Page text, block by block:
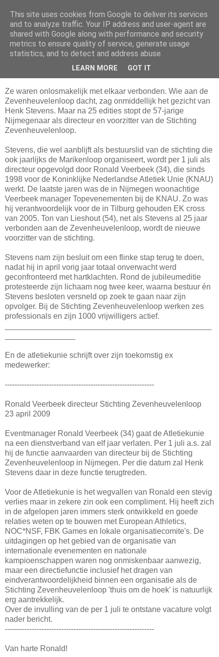
Da_Blog
You don't put a bumpersticker on a Bentley
vrijdag, april 24, 2009
Ze waren onlosmakelijk met elkaar verbonden. Wie aan de
Zevenheuvelenloop dacht, zag onmiddellijk het gezicht van
Henk Stevens. Maar na 25 edities stopt de 57-jarige
Nijmegenaar als directeur en voorzitter van de Stichting
Zevenheuvelenloop.
Stevens, die wel aanblijft als bestuurslid van de stichting die
ook jaarlijks de Marikenloop organiseert, wordt per 1 juli als
directeur opgevolgd door Ronald Veerbeek (34), die sinds
1998 voor de Koninklijke Nederlandse Atletiek Unie (KNAU)
werkt. De laatste jaren was de in Nijmegen woonachtige
Veerbeek manager Topevenementen bij de KNAU. Zo was
hij verantwoordelijk voor de in Tilburg gehouden EK cross
van 2005. Ton van Lieshout (54), net als Stevens al 25 jaar
verbonden aan de Zevenheuvelenloop, wordt de nieuwe
voorzitter van de stichting.
Stevens nam zijn besluit om een flinke stap terug te doen,
nadat hij in april vorig jaar totaal onverwacht werd
geconfronteerd met hartklachten. Rond de jubileumeditie
protesteerde zijn lichaam nog twee keer, waarna bestuur én
Stevens besloten versneld op zoek te gaan naar zijn
opvolger. Bij de Stichting Zevenheuvelenloop werken zes
professionals en zijn 1000 vrijwilligers actief.
En de atletiekunie schrijft over zijn toekomstig ex
medewerker:
-------------------------------------------------------------
Ronald Veerbeek directeur Stichting Zevenheuvelenloop
23 april 2009
Eventmanager Ronald Veerbeek (34) gaat de Atletiekunie
na een dienstverband van elf jaar verlaten. Per 1 juli a.s. zal
hij de functie aanvaarden van directeur bij de Stichting
Zevenheuvelenloop in Nijmegen. Per die datum zal Henk
Stevens daar in deze functie terugtreden.
Voor de Atletiekunie is het wegvallen van Ronald een stevig
verlies maar in zekere zin ook een compliment. Hij heeft zich
in de afgelopen jaren immers sterk ontwikkeld en goede
relaties weten op te bouwen met European Athletics,
NOC*NSF, FBK Games en lokale organisatiecomite's. De
uitdagingen op het gebied van de organisatie van
internationale evenementen en nationale
kampioenschappen waren nog onmiskenbaar aanwezig,
maar een directiefunctie inclusief het dragen van
eindverantwoordelijkheid binnen een organisatie als de
Stichting Zevenheuvelenloop 'thuis om de hoek' is natuurlijk
erg aantrekkelijk.
Over de invulling van de per 1 juli te ontstane vacature volgt
nader bericht.
-------------------------------------------------------------
Van harte Ronald!
This site uses cookies from Google to deliver its services
and to analyze traffic. Your IP address and user-agent are
shared with Google along with performance and security
metrics to ensure quality of service, generate usage
statistics, and to detect and address abuse.
LEARN MORE GOT IT